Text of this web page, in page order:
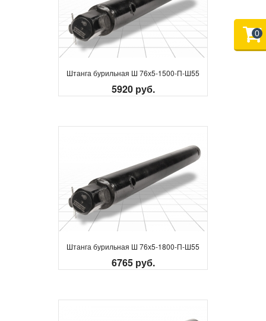
Штанга бурильная Ш 76х5-1500-П-Ш55
5920 руб.
Штанга бурильная Ш 76х5-1800-П-Ш55
6765 руб.
0